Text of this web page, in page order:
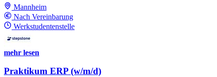
Mannheim
Nach Vereinbarung
Werkstudentenstelle
mehr lesen
Praktikum ERP (w/m/d)